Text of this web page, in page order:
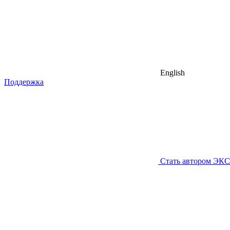
English
Поддержка
Стать автором